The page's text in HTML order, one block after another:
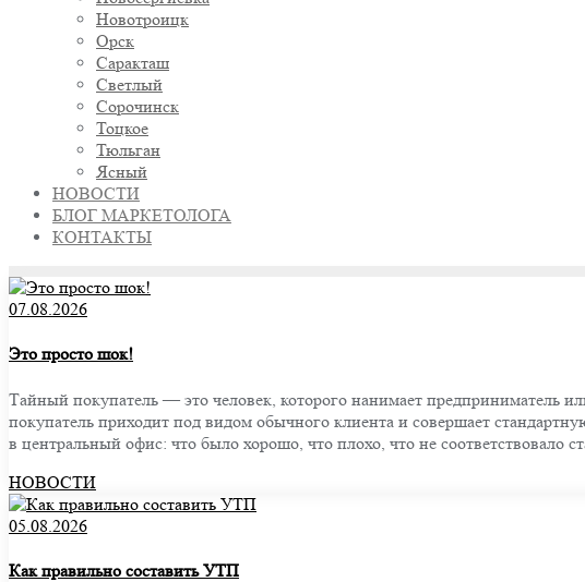
Новотроицк
Орск
Саракташ
Светлый
Сорочинск
Тоцкое
Тюльган
Ясный
НОВОСТИ
БЛОГ МАРКЕТОЛОГА
КОНТАКТЫ
07.08.2026
Это просто шок!
Тайный покупатель — это человек, которого нанимает предприниматель
покупатель приходит под видом обычного клиента и совершает
в центральный офис: что было хорошо, что плохо, что не соответствовало
НОВОСТИ
05.08.2026
Как правильно составить УТП